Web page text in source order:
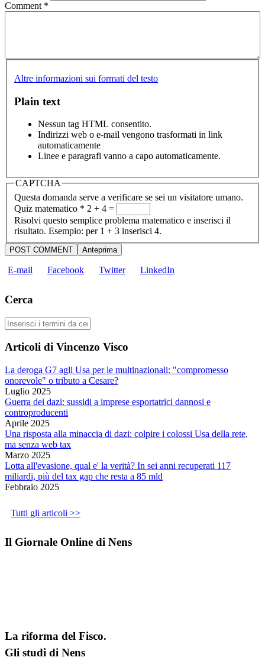
Comment *
Altre informazioni sui formati del testo
Plain text
Nessun tag HTML consentito.
Indirizzi web o e-mail vengono trasformati in link
automaticamente
Linee e paragrafi vanno a capo automaticamente.
CAPTCHA
Questa domanda serve a verificare se sei un visitatore umano.
Quiz matematico * 2 + 4 =
Risolvi questo semplice problema matematico e inserisci il
risultato. Esempio: per 1 + 3 inserisci 4.
E-mail Facebook Twitter LinkedIn
Cerca
Cerca
Articoli di Vincenzo Visco
La deroga G7 agli Usa per le multinazionali: "compromesso
onorevole" o tributo a Cesare?
Luglio 2025
Guerra dei dazi: sussidi a imprese esportatrici dannosi e
controproducenti
Aprile 2025
Una risposta alla minaccia di dazi: colpire i colossi Usa della rete,
ma senza web tax
Marzo 2025
Lotta all'evasione, qual e' la verità? In sei anni recuperati 117
miliardi, più del tax gap che resta a 85 mld
Febbraio 2025
Tutti gli articoli >>
Il Giornale Online di Nens
La riforma del Fisco.
Gli studi di Nens